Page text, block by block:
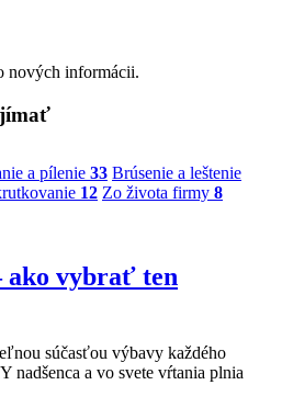
nových informácii.
a pílenie 33 Brúsenie a leštenie
12 Zo života firmy 8
ako vybrať ten
súčasťou výbavy každého
nadšenca a vo svete vŕtania plnia